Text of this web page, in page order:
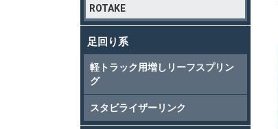
ROTAKE
足回り系
軽トラック用増しリーフスプリン
グ
スタビライザーリンク